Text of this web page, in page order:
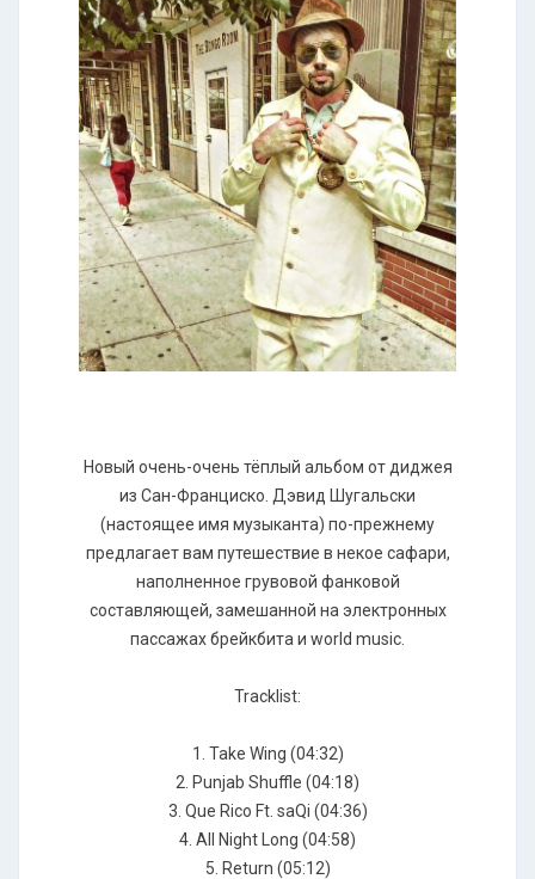
Новый очень-очень тёплый альбом от диджея
из Сан-Франциско. Дэвид Шугальски
(настоящее имя музыканта) по-прежнему
предлагает вам путешествие в некое сафари,
наполненное грувовой фанковой
составляющей, замешанной на электронных
пассажах брейкбита и world music.
Tracklist:
1. Take Wing (04:32)
2. Punjab Shuffle (04:18)
3. Que Rico Ft. saQi (04:36)
4. All Night Long (04:58)
5. Return (05:12)